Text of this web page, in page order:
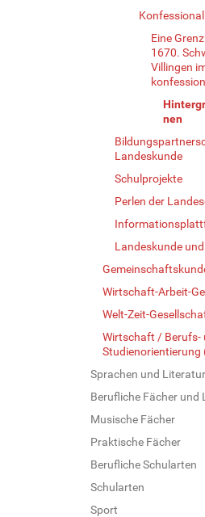
Eine
1670.
Villingen
nen
Landeskunde
Schulprojekte
Perlen der
Landeskunde
Wirtschaft-Arbeit-
Welt-Zeit-
Wirtschaft / Berufs-
Studienorientierung
Sprachen und Literatur
Berufliche Fächer und
Musische Fächer
Praktische Fächer
Berufliche Schularten
Schularten
Sport